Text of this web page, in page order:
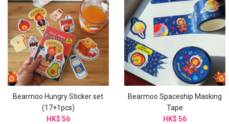
Bearmoo Hungry Sticker set
(17+1pcs)
HK$ 56
Bearmoo Spaceship Masking
Tape
HK$ 56